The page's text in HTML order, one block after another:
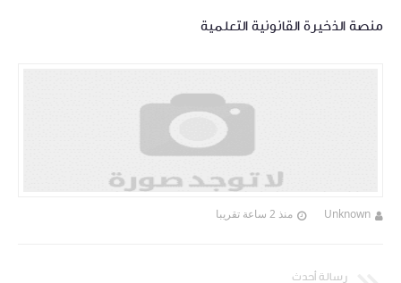
منصة الذخيرة القانونية التعلمية
Unknown منذ 2 ساعة تقريبا
رسالة أحدث